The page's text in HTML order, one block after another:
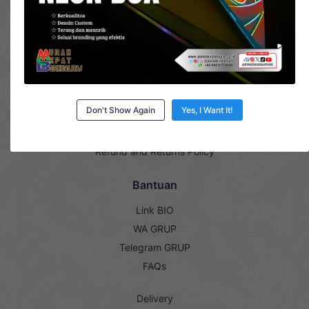
Company
About Us
Lowongan Kerja
Refund and Returns Policy
Bantuan
Link BIO
WA GRUP
Telegram GRUP
FAQs
Delivery
Don't Show Again Yes, I Want It!